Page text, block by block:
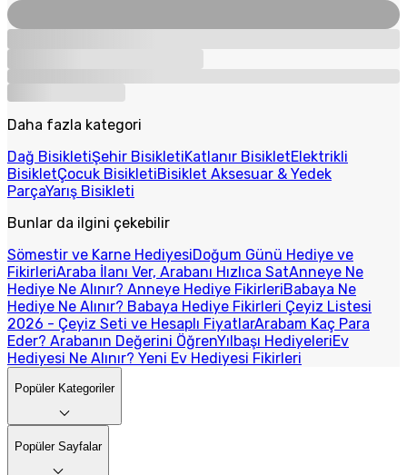
Daha fazla kategori
Dağ BisikletiŞehir BisikletiKatlanır BisikletElektrikli
BisikletÇocuk BisikletiBisiklet Aksesuar & Yedek
ParçaYarış Bisikleti
Bunlar da ilgini çekebilir
Sömestir ve Karne HediyesiDoğum Günü Hediye ve
FikirleriAraba İlanı Ver, Arabanı Hızlıca SatAnneye Ne
Hediye Ne Alınır? Anneye Hediye FikirleriBabaya Ne
Hediye Ne Alınır? Babaya Hediye Fikirleri Çeyiz Listesi
2026 - Çeyiz Seti ve Hesaplı FiyatlarArabam Kaç Para
Eder? Arabanın Değerini ÖğrenYılbaşı HediyeleriEv
Hediyesi Ne Alınır? Yeni Ev Hediyesi Fikirleri
Popüler Kategoriler
Popüler Sayfalar